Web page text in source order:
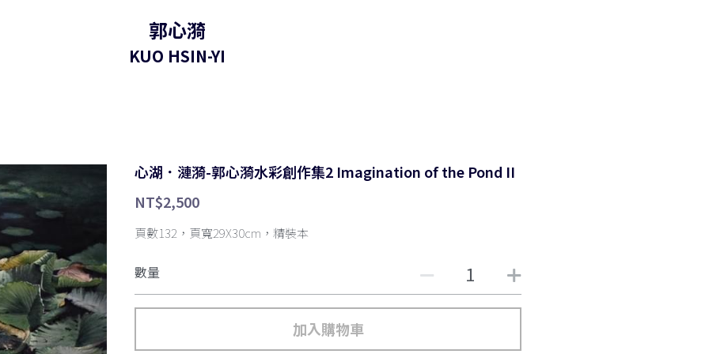
郭心漪
KUO HSIN-YI
心湖．漣漪-郭心漪水彩創作集2 Imagination of the Pond II
NT$2,500
頁數132，頁寬29X30cm，精裝本
數量
加入購物車